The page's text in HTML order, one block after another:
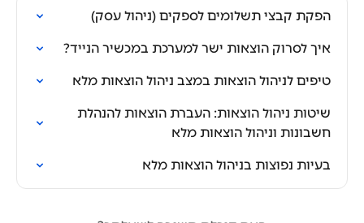
הפקת קבצי תשלומים לספקים (ניהול עסק)
איך לסרוק הוצאות ישר למערכת במכשיר הנייד?
טיפים לניהול הוצאות במצב ניהול הוצאות מלא
שיטות ניהול הוצאות: העברת הוצאות להנהלת
חשבונות וניהול הוצאות מלא
בעיות נפוצות בניהול הוצאות מלא